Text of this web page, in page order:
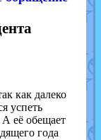
как далеко
успеть
А её обещает
года